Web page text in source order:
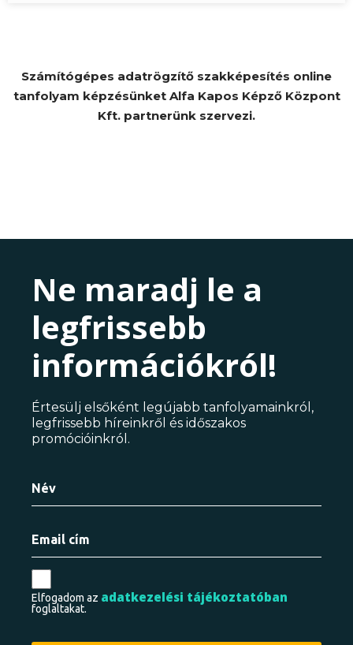
Számítógépes adatrögzítő szakképesítés online
tanfolyam képzésünket Alfa Kapos Képző Központ
Kft. partnerünk szervezi.
Ne maradj le a
legfrissebb
információkról!
Értesülj elsőként legújabb tanfolyamainkról,
legfrissebb híreinkről és időszakos
promócióinkról.
Elfogadom az adatkezelési tájékoztatóban
foglaltakat.